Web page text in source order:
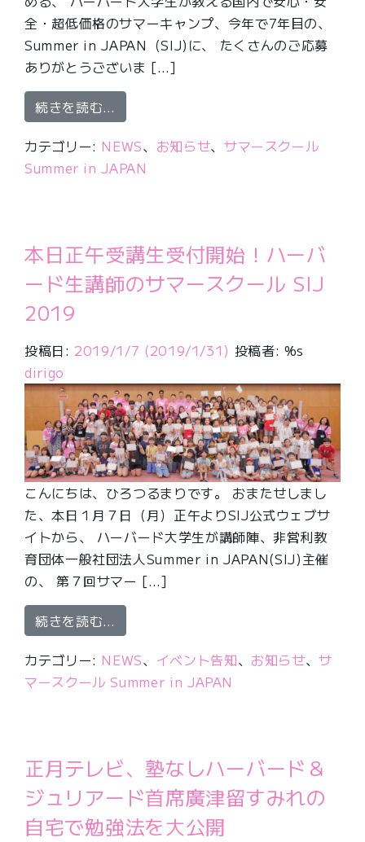
全・超低価格のサマーキャンプ、今年で7年目の、
Summer in JAPAN（SIJ)に、 たくさんのご応募
ありがとうございま […]
続きを読む…
カテゴリー: NEWS、 お知らせ、 サマースクール
Summer in JAPAN
本日正午受講生受付開始！ハーバ
ード生講師のサマースクール SIJ
2019
投稿日: 2019/1/7 (2019/1/31) 投稿者: %s
dirigo
こんにちは、ひろつるまりです。 おまたせしまし
た、本日１月７日（月）正午よりSIJ公式ウェブサ
イトから、 ハーバード大学生が講師陣、非営利教
育団体一般社団法人Summer in JAPAN(SIJ)主催
の、 第７回サマー […]
続きを読む…
カテゴリー: NEWS、 イベント告知、 お知らせ、サ
マースクール Summer in JAPAN
正月テレビ、塾なしハーバード＆
ジュリアード首席廣津留すみれの
自宅で勉強法を大公開